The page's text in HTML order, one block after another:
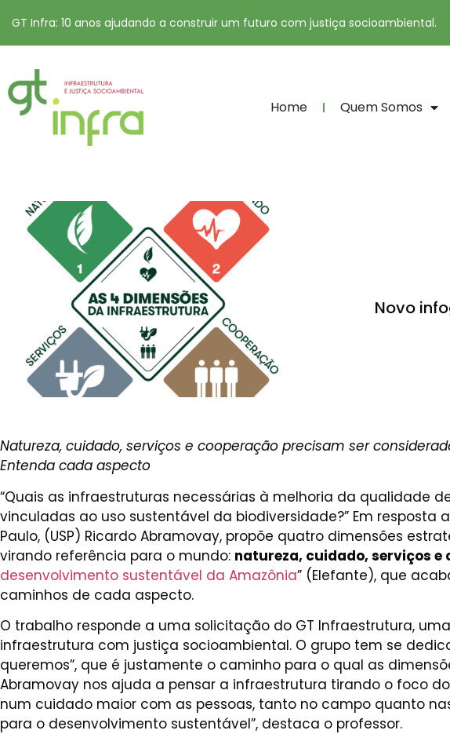
GT Infra: 10 anos ajudando a construir um futuro com justiça socioambiental.
Home Quem Somos
Novo
Natureza, cuidado, serviços e cooperação precisam ser
Entenda cada aspecto
“Quais as infraestruturas necessárias à melhoria da qualidade
vinculadas ao uso sustentável da biodiversidade?” Em
Paulo, (USP) Ricardo Abramovay, propõe quatro dimensões
virando referência para o mundo: natureza, cuidado, serviços e
desenvolvimento sustentável da Amazônia” (Elefante), que
caminhos de cada aspecto.
O trabalho responde a uma solicitação do GT Infraestrutura,
infraestrutura com justiça socioambiental. O grupo tem se
queremos”, que é justamente o caminho para o qual as
Abramovay nos ajuda a pensar a infraestrutura tirando o foco
num cuidado maior com as pessoas, tanto no campo quanto
para o desenvolvimento sustentável”, destaca o professor.